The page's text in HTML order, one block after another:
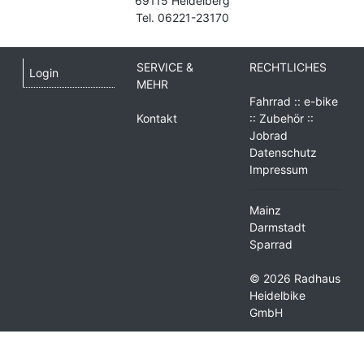
Tel. 06221-23170
Login
SERVICE &
MEHR
Kontakt
RECHTLICHES
Fahrrad :: e-bike
:: Zubehör ::
Jobrad
Datenschutz
Impressum
Mainz
Darmstadt
Sparrad
© 2026 Radhaus
Heidelbike
GmbH